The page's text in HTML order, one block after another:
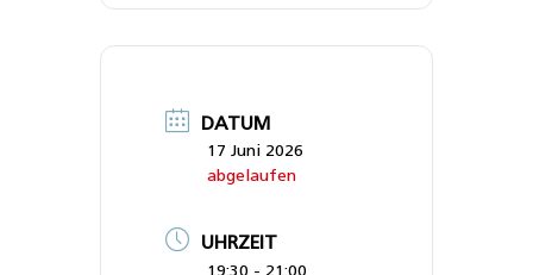
DATUM
17 Juni 2026
abgelaufen
UHRZEIT